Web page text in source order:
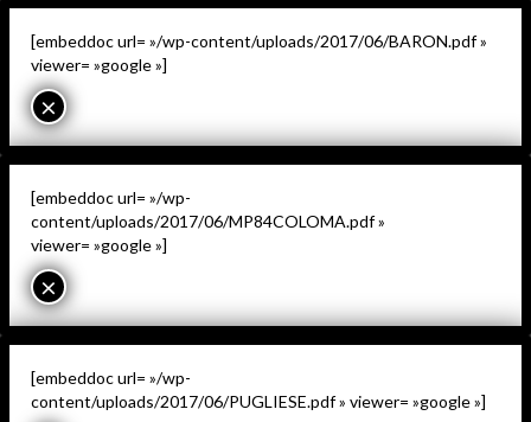
[embeddoc url= »/wp-content/uploads/2017/06/BARON.pdf »
viewer= »google »]
×
[embeddoc url= »/wp-
content/uploads/2017/06/MP84COLOMA.pdf »
viewer= »google »]
×
[embeddoc url= »/wp-
content/uploads/2017/06/PUGLIESE.pdf » viewer= »google »]